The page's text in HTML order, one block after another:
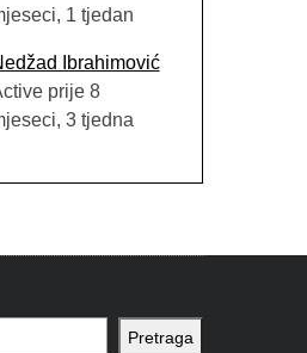
1 tjedan
Ibrahimović
prije 8
3 tjedna
Pretraga